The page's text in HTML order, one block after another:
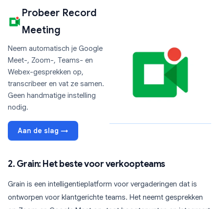
Probeer Record
Meeting
Neem automatisch je Google
Meet-, Zoom-, Teams- en
Webex-gesprekken op,
transcribeer en vat ze samen.
Geen handmatige instelling
nodig.
Aan de slag →
2. Grain: Het beste voor verkoopteams
Grain is een intelligentieplatform voor vergaderingen dat is
ontworpen voor klantgerichte teams. Het neemt gesprekken